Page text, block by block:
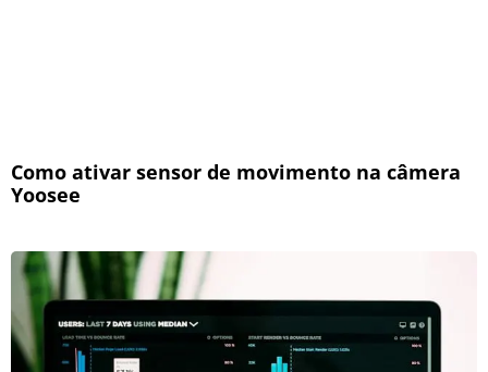
Como ativar sensor de movimento na câmera
Yoosee